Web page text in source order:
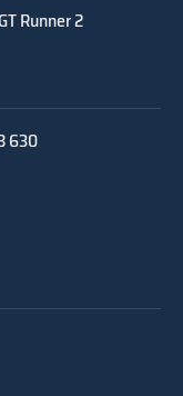
Runner 2
630